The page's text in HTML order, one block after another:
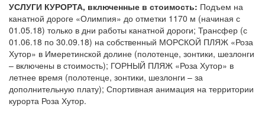
УСЛУГИ КУРОРТА, включенные в стоимость: Подъем на
канатной дороге «Олимпия» до отметки 1170 м (начиная с
01.05.18) только в дни работы канатной дороги; Трансфер (с
01.06.18 по 30.09.18) на собственный МОРСКОЙ ПЛЯЖ «Роза
Хутор» в Имеретинской долине (полотенце, зонтики, шезлонги
– включены в стоимость); ГОРНЫЙ ПЛЯЖ «Роза Хутор» в
летнее время (полотенце, зонтики, шезлонги – за
дополнительную плату); Спортивная анимация на территории
курорта Роза Хутор.